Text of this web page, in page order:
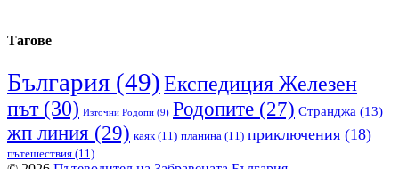
Тагове
България (49)Експедиция Железен
път(30) Източни Родопи (9) Родопите (27) Странджа (13)
жп линия (29) каяк(11) планина (11) приключения (18)
пътешествия (11)